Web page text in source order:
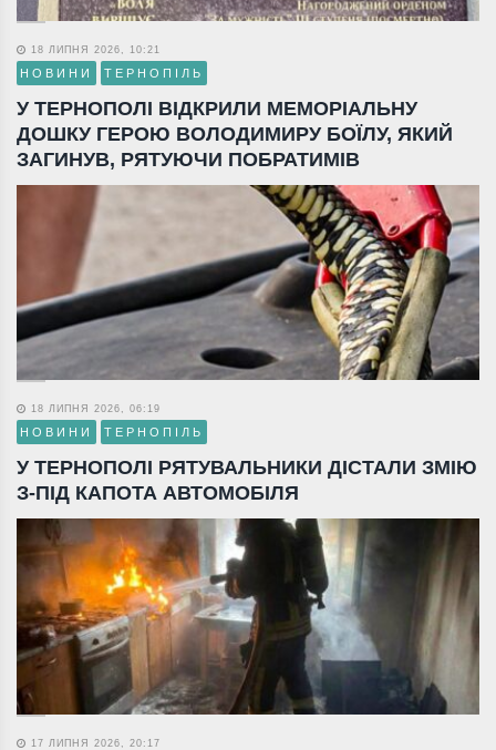
18 ЛИПНЯ 2026, 10:21
НОВИНИ ТЕРНОПІЛЬ
У ТЕРНОПОЛІ ВІДКРИЛИ МЕМОРІАЛЬНУ
ДОШКУ ГЕРОЮ ВОЛОДИМИРУ БОЇЛУ, ЯКИЙ
ЗАГИНУВ, РЯТУЮЧИ ПОБРАТИМІВ
18 ЛИПНЯ 2026, 06:19
НОВИНИ ТЕРНОПІЛЬ
У ТЕРНОПОЛІ РЯТУВАЛЬНИКИ ДІСТАЛИ ЗМІЮ
З-ПІД КАПОТА АВТОМОБІЛЯ
17 ЛИПНЯ 2026, 20:17